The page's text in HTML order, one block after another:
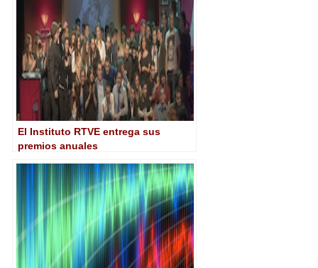
alumnos
El Instituto RTVE entrega sus
premios anuales